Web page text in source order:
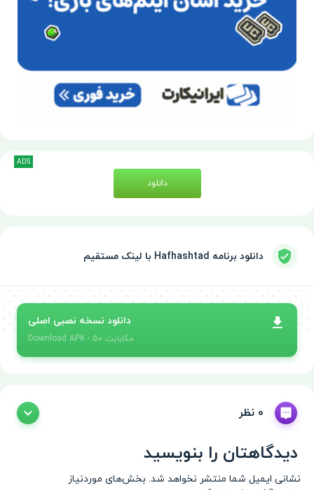
دانلود
ADS
دانلود برنامه Hafhashtad با لینک مستقیم
دانلود نسخه نصبی اصلی
Download APK - 50 مگابایت
0 نظر
دیدگاهتان را بنویسید
نشانی ایمیل شما منتشر نخواهد شد. بخش‌های موردنیاز